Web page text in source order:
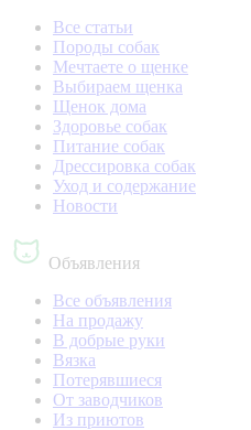
Все статьи
Породы собак
Мечтаете о щенке
Выбираем щенка
Щенок дома
Здоровье собак
Питание собак
Дрессировка собак
Уход и содержание
Новости
Объявления
Все объявления
На продажу
В добрые руки
Вязка
Потерявшиеся
От заводчиков
Из приютов